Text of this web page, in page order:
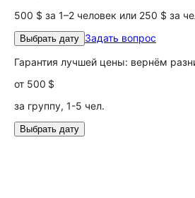
500 $ за 1–2 человек или 250 $ за
Выбрать дату Задать вопрос
Гарантия лучшей цены: вернём
от 500 $
за группу, 1-5 чел.
Выбрать дату